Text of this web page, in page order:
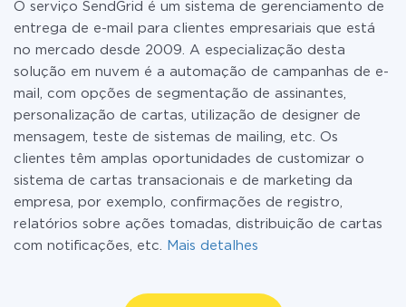
O serviço SendGrid é um sistema de gerenciamento de
entrega de e-mail para clientes empresariais que está
no mercado desde 2009. A especialização desta
solução em nuvem é a automação de campanhas de e-
mail, com opções de segmentação de assinantes,
personalização de cartas, utilização de designer de
mensagem, teste de sistemas de mailing, etc. Os
clientes têm amplas oportunidades de customizar o
sistema de cartas transacionais e de marketing da
empresa, por exemplo, confirmações de registro,
relatórios sobre ações tomadas, distribuição de cartas
com notificações, etc.
Mais detalhes